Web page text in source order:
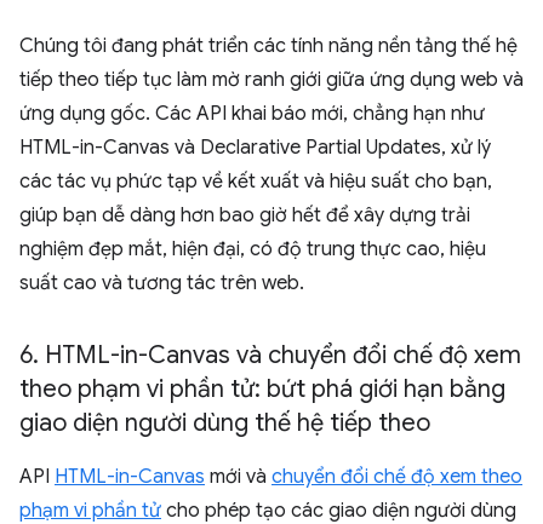
Chúng tôi đang phát triển các tính năng nền tảng thế hệ
tiếp theo tiếp tục làm mờ ranh giới giữa ứng dụng web và
ứng dụng gốc. Các API khai báo mới, chẳng hạn như
HTML-in-Canvas và Declarative Partial Updates, xử lý
các tác vụ phức tạp về kết xuất và hiệu suất cho bạn,
giúp bạn dễ dàng hơn bao giờ hết để xây dựng trải
nghiệm đẹp mắt, hiện đại, có độ trung thực cao, hiệu
suất cao và tương tác trên web.
6. HTML-in-Canvas và chuyển đổi chế độ xem
theo phạm vi phần tử: bứt phá giới hạn bằng
giao diện người dùng thế hệ tiếp theo
API HTML-in-Canvas mới và chuyển đổi chế độ xem theo
phạm vi phần tử cho phép tạo các giao diện người dùng